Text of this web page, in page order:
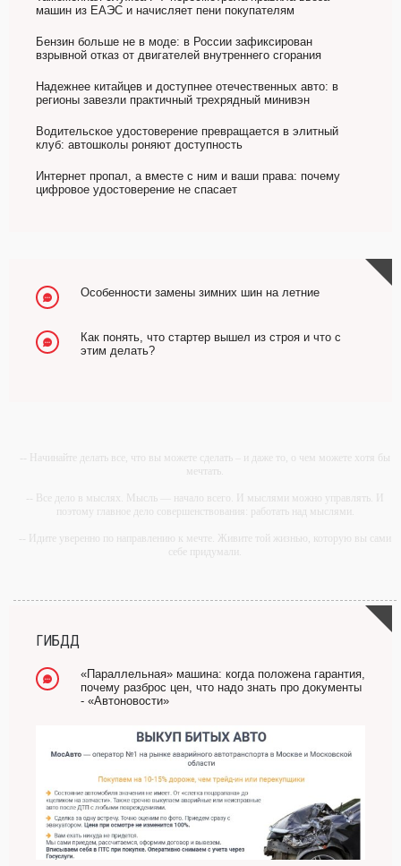
машин из ЕАЭС и начисляет пени покупателям
Бензин больше не в моде: в России зафиксирован
взрывной отказ от двигателей внутреннего сгорания
Надежнее китайцев и доступнее отечественных авто: в
регионы завезли практичный трехрядный минивэн
Водительское удостоверение превращается в элитный
клуб: автошколы роняют доступность
Интернет пропал, а вместе с ним и ваши права: почему
цифровое удостоверение не спасает
Особенности замены зимних шин на летние
Как понять, что стартер вышел из строя и что с
этим делать?
-- Начинайте делать все, что вы можете сделать – и даже то, о чем можете хотя бы
мечтать.
-- Все дело в мыслях. Мысль — начало всего. И мыслями можно управлять. И
поэтому главное дело совершенствования: работать над мыслями.
-- Идите уверенно по направлению к мечте. Живите той жизнью, которую вы сами
себе придумали.
-- Лучшее, что можно сделать с хорошим советом, это пропустить его мимо ушей.
Он никогда не бывает полезен никому, кроме того, кто его дал.
ГИБДД
«Параллельная» машина: когда положена гарантия,
почему разброс цен, что надо знать про документы
- «Автоновости»